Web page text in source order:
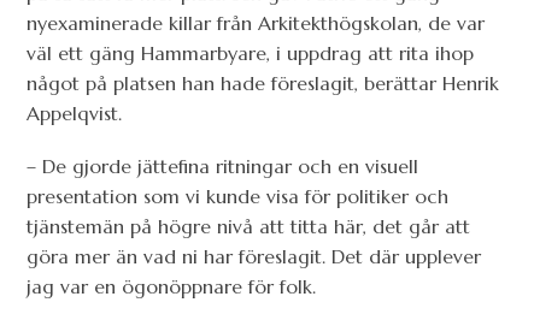
nyexaminerade killar från Arkitekthögskolan, de var
väl ett gäng Hammarbyare, i uppdrag att rita ihop
något på platsen han hade föreslagit, berättar Henrik
Appelqvist.
– De gjorde jättefina ritningar och en visuell
presentation som vi kunde visa för politiker och
tjänstemän på högre nivå att titta här, det går att
göra mer än vad ni har föreslagit. Det där upplever
jag var en ögonöppnare för folk.